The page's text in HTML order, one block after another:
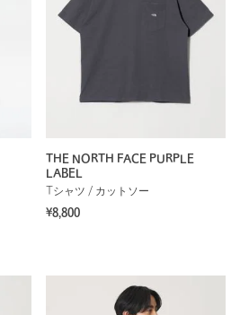
THE NORTH FACE PURPLE
LABEL
Tシャツ / カットソー
¥8,800